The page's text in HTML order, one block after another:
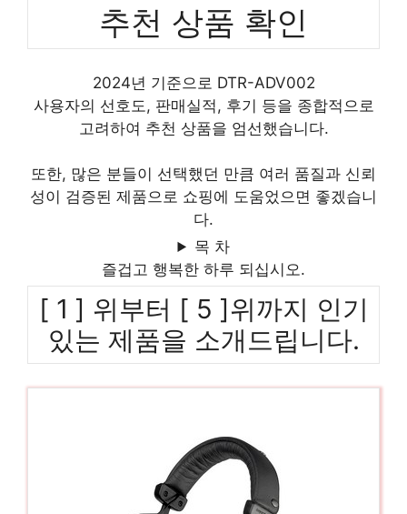
추천 상품 확인
2024년 기준으로 DTR-ADV002
사용자의 선호도, 판매실적, 후기 등을 종합적으로
고려하여 추천 상품을 엄선했습니다.
또한, 많은 분들이 선택했던 만큼 여러 품질과 신뢰
성이 검증된 제품으로 쇼핑에 도움었으면 좋겠습니
다.
목 차
즐겁고 행복한 하루 되십시오.
[ 1 ] 위부터 [ 5 ]위까지 인기
있는 제품을 소개드립니다.